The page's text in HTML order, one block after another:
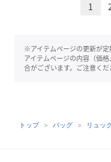
1
※アイテムページの更新が
アイテムページの内容（価
合がございます。ご注意くだ
トップ バッグ リュッ